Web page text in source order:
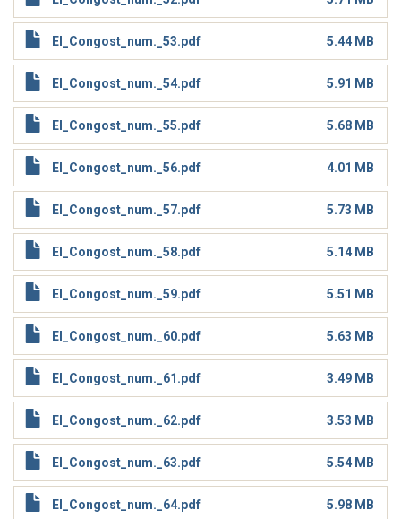
El_Congost_num._53.pdf 5.44 MB
El_Congost_num._54.pdf 5.91 MB
El_Congost_num._55.pdf 5.68 MB
El_Congost_num._56.pdf 4.01 MB
El_Congost_num._57.pdf 5.73 MB
El_Congost_num._58.pdf 5.14 MB
El_Congost_num._59.pdf 5.51 MB
El_Congost_num._60.pdf 5.63 MB
El_Congost_num._61.pdf 3.49 MB
El_Congost_num._62.pdf 3.53 MB
El_Congost_num._63.pdf 5.54 MB
El_Congost_num._64.pdf 5.98 MB